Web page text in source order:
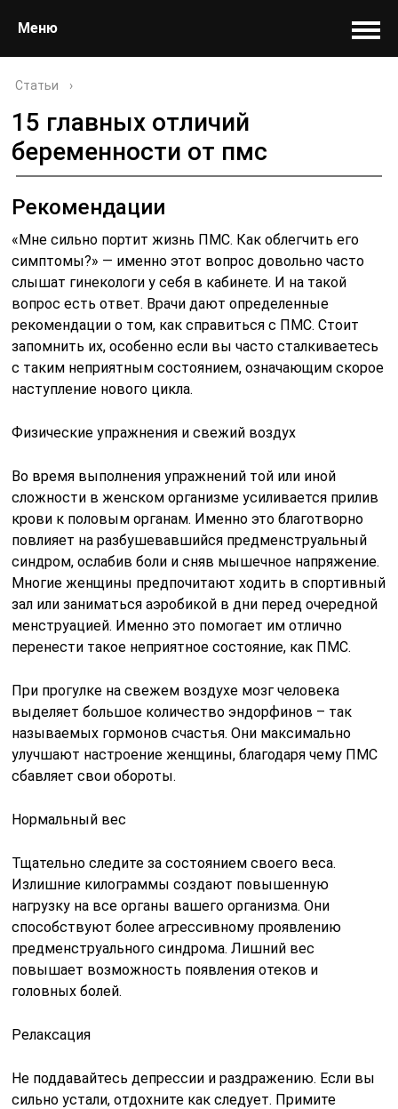
Меню
Статьи ›
15 главных отличий
беременности от пмс
Рекомендации
«Мне сильно портит жизнь ПМС. Как облегчить его
симптомы?» — именно этот вопрос довольно часто
слышат гинекологи у себя в кабинете. И на такой
вопрос есть ответ. Врачи дают определенные
рекомендации о том, как справиться с ПМС. Стоит
запомнить их, особенно если вы часто сталкиваетесь
с таким неприятным состоянием, означающим скорое
наступление нового цикла.
Физические упражнения и свежий воздух
Во время выполнения упражнений той или иной
сложности в женском организме усиливается прилив
крови к половым органам. Именно это благотворно
повлияет на разбушевавшийся предменструальный
синдром, ослабив боли и сняв мышечное напряжение.
Многие женщины предпочитают ходить в спортивный
зал или заниматься аэробикой в дни перед очередной
менструацией. Именно это помогает им отлично
перенести такое неприятное состояние, как ПМС.
При прогулке на свежем воздухе мозг человека
выделяет большое количество эндорфинов – так
называемых гормонов счастья. Они максимально
улучшают настроение женщины, благодаря чему ПМС
сбавляет свои обороты.
Нормальный вес
Тщательно следите за состоянием своего веса.
Излишние килограммы создают повышенную
нагрузку на все органы вашего организма. Они
способствуют более агрессивному проявлению
предменструального синдрома. Лишний вес
повышает возможность появления отеков и
головных болей.
Релаксация
Не поддавайтесь депрессии и раздражению. Если вы
сильно устали, отдохните как следует. Примите